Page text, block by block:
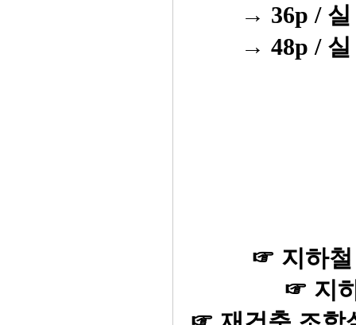
→ 36p / 실
→ 48p / 실
☞ 지하철
☞ 지